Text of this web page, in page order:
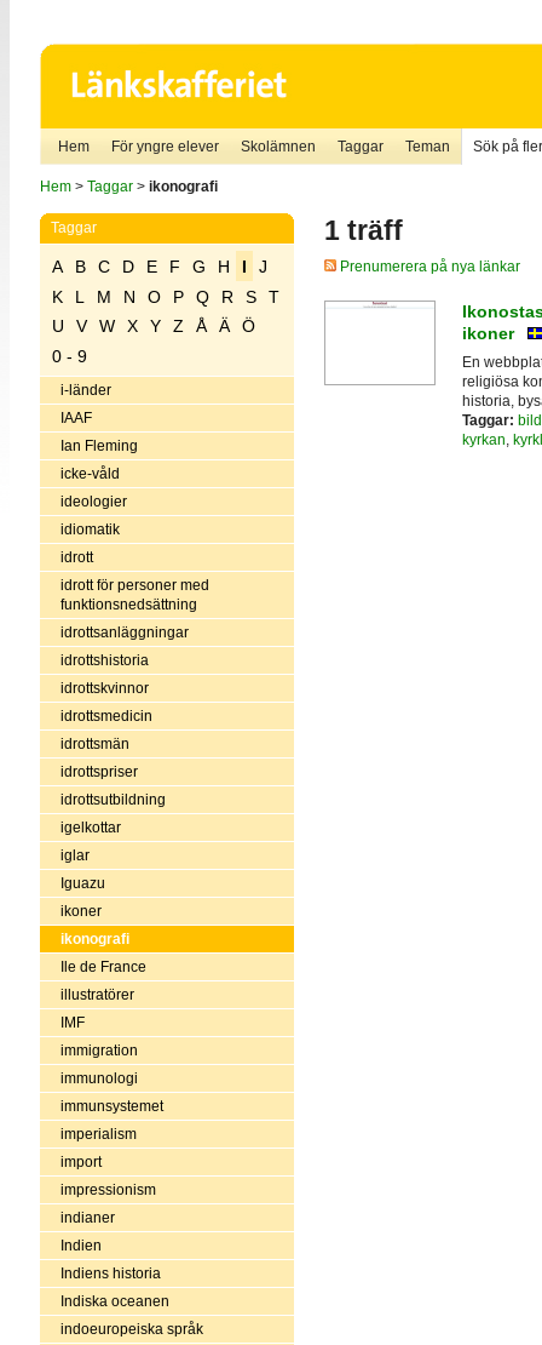
Hem För yngre elever Skolämnen Taggar Teman Sök på
Hem> Taggar> ikonografi
Taggar
A B C D E F G H I
J
K
L M N O P Q R S
T
U
V W X Y Z Å Ä
Ö
0 - 9
i-länder
IAAF
Ian Fleming
icke-våld
ideologier
idiomatik
idrott
idrott för personer med
funktionsnedsättning
idrottsanläggningar
idrottshistoria
idrottskvinnor
idrottsmedicin
idrottsmän
idrottspriser
idrottsutbildning
igelkottar
iglar
Iguazu
ikoner
ikonografi
Ile de France
illustratörer
IMF
immigration
immunologi
immunsystemet
imperialism
import
impressionism
indianer
Indien
Indiens historia
Indiska oceanen
indoeuropeiska språk
1 träff
Prenumerera på nya länkar
ikoner
En
religiösa
historia,
Taggar:
kyrkan